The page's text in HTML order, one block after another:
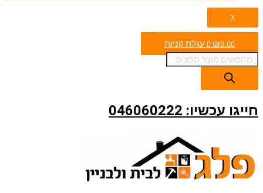
X
₪0.00
0 עגלת קניות
חייגו עכשיו: 046060222